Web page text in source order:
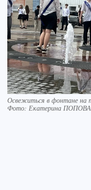
Освежиться в фонтане на
Фото: Екатерина